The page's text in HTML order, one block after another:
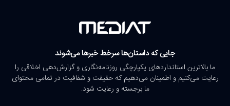
جایی که داستان‌ها سرخط خبرها می‌شوند
ما بالاترین استانداردهای یکپارچگی روزنامه‌نگاری و گزارش‌دهی اخلاقی را
رعایت می‌کنیم و اطمینان می‌دهیم که حقیقت و شفافیت در تمامی محتوای
ما برجسته و رعایت شود.